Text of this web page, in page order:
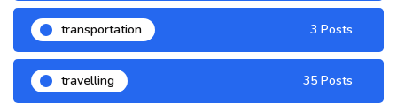
transportation 3 Posts
travelling 35 Posts